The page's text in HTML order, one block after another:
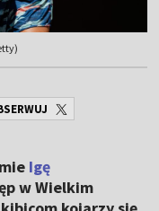
Igę
w Wielkim